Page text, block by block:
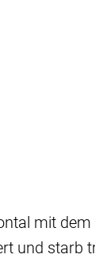
mit
und